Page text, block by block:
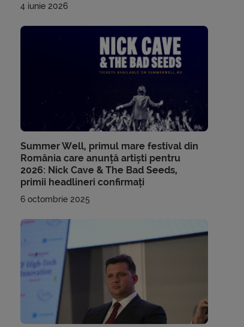
4 iunie 2026
Summer Well, primul mare festival din
România care anunță artiști pentru
2026: Nick Cave & The Bad Seeds,
primii headlineri confirmați
6 octombrie 2025